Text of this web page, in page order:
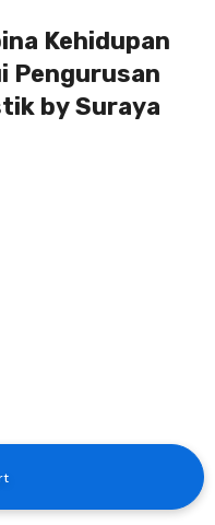
Kehidupan
Pengurusan
by Suraya